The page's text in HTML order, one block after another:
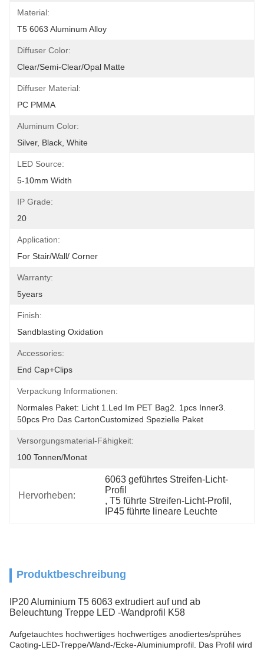
Material:
T5 6063 Aluminum Alloy
Diffuser Color:
Clear/semi-Clear/opal Matte
Diffuser Material:
PC PMMA
Aluminum Color:
Silver, Black, White
LED Source:
5-10mm Width
IP Grade:
20
Application:
For Stair/Wall/ Corner
Warranty:
5years
Finish:
Sandblasting Oxidation
Accessories:
End Cap+Clips
Verpackung Informationen:
Normales Paket: Licht 1.led Im PET Bag2. 1pcs Inner3.
50pcs Pro Das CartonCustomized Spezielle Paket
Versorgungsmaterial-Fähigkeit:
100 Tonnen/Monat
Hervorheben:
6063 geführtes Streifen-Licht-
Profil
, T5 führte Streifen-Licht-Profil ,
IP45 führte lineare Leuchte
Produktbeschreibung
IP20 Aluminium T5 6063 extrudiert auf und ab
Beleuchtung Treppe LED -Wandprofil K58
Aufgetauchtes hochwertiges hochwertiges anodiertes/sprühes
Caoting-LED-Treppe/Wand-/Ecke-Aluminiumprofil. Das Profil wird